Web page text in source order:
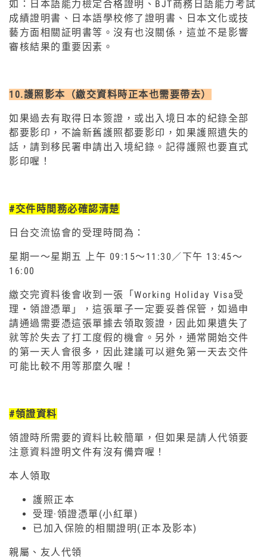
如：日本語能力檢定合格證明、BJT商務日語能力考試
成績證明書、日本語學校修了證明書、日本文化或技
藝方面相關証明書等。沒有也沒關係，這並不是影響
審核結果的重要因素。
10.護照影本（繳交資料時正本也需要帶去）
如果過去有取得日本簽證，或出入境日本的紀錄全部
都要影印，不論新舊護照都要影印，如果護照遺失的
話，請到移民署申請出入境紀錄。記得護照也要直式
影印喔！
#交件時間務必確認清楚
日台交流協會的受理時間為：
星期一～星期五 上午 09:15～11:30／下午 13:45～
16:00
繳交完資料後會收到一張「Working Holiday Visa受
理・領證憑單」，這張單子一定要妥善保管，如過申
請通過需要憑這張單據去領取簽證，因此如果遺失了
就等於失去了打工度假的機會。另外，通常開始交件
的第一天人會很多，因此建議可以避免第一天去交件
可能比較不用等那麼久喔！
#領證資料
領證時所需要的資料比較簡單，但如果是請人代領要
注意資料證明文件有沒有備齊喔！
本人領取
護照正本
受理·領證憑單(小紅單)
已加入保險的相關證明(正本及影本)
親屬、友人代領